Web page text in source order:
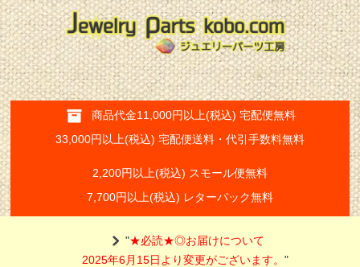
商品代金11,000円以上(税込) 宅配便無料
33,000円以上(税込) 宅配便送料・代引手数料無料
2,200円以上(税込) スモール便無料
7,700円以上(税込) レターパック無料
"★必読★◎お届けについて
2025年6月15日より変更がございます。"